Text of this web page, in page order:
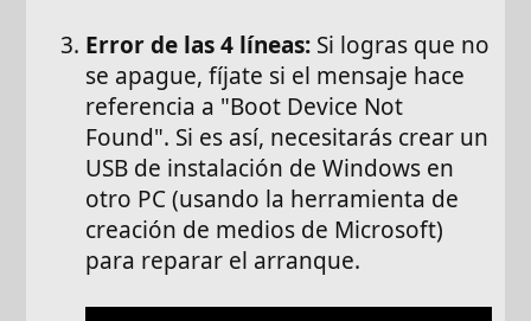
Error de las 4 líneas: Si logras que no
se apague, fíjate si el mensaje hace
referencia a "Boot Device Not
Found". Si es así, necesitarás crear un
USB de instalación de Windows en
otro PC (usando la herramienta de
creación de medios de Microsoft)
para reparar el arranque.